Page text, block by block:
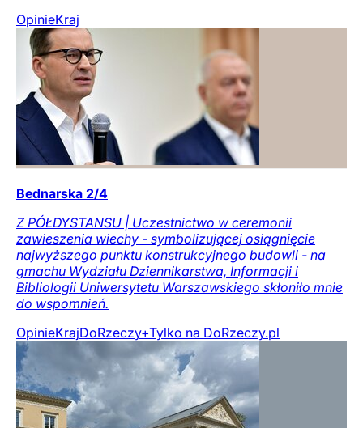
OpinieKraj
Bednarska 2/4
Z PÓŁDYSTANSU | Uczestnictwo w ceremonii
zawieszenia wiechy - symbolizującej osiągnięcie
najwyższego punktu konstrukcyjnego budowli - na
gmachu Wydziału Dziennikarstwa, Informacji i
Bibliologii Uniwersytetu Warszawskiego skłoniło mnie
do wspomnień.
OpinieKrajDoRzeczy+Tylko na DoRzeczy.pl